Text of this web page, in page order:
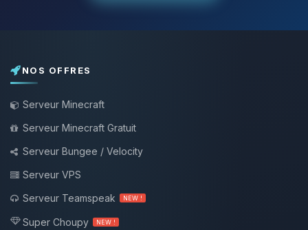
NOS OFFRES
Serveur Minecraft
Serveur Minecraft Gratuit
Serveur Bungee / Velocity
Serveur VPS
Serveur Teamspeak
NEW !
Super Choupy NEW !